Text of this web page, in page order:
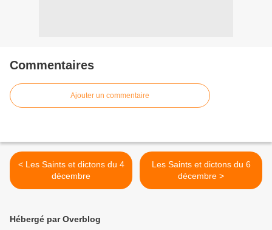
Commentaires
Ajouter un commentaire
< Les Saints et dictons du 4
décembre
Les Saints et dictons du 6
décembre >
Hébergé par Overblog